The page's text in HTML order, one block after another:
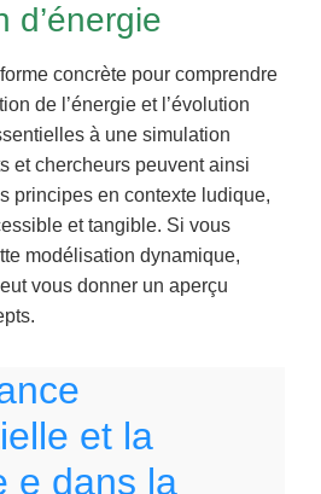
d’énergie
concrète pour comprendre
de l’énergie et l’évolution
à une simulation
et chercheurs peuvent ainsi
principes en contexte ludique,
et tangible. Si vous
modélisation dynamique,
vous donner un aperçu
et la
e dans la